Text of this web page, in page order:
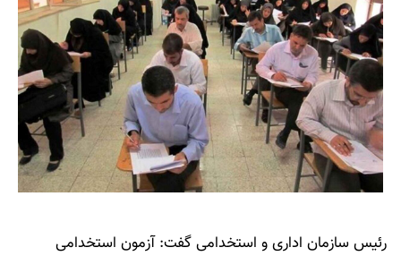
رئیس سازمان اداری و استخدامی گفت: آزمون استخدامی